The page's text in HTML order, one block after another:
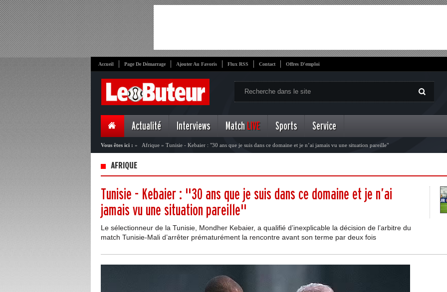
Accueil Page De Démarrage Ajouter Au Favoris Flux RSS Contact Offres D'emploi
Actualité Interviews Match LIVE Sports Service
Vous êtes ici : » Afrique » Tunisie - Kebaier : "30 ans que je suis dans ce domaine et je n’ai jamais vu une situation pareille"
AFRIQUE
Tunisie - Kebaier : "30 ans que je suis dans ce domaine et je n’ai
jamais vu une situation pareille"
Le sélectionneur de la Tunisie, Mondher Kebaier, a qualifié d’inexplicable la décision de l’arbitre du
match Tunisie-Mali d’arrêter prématurément la rencontre avant son terme par deux fois